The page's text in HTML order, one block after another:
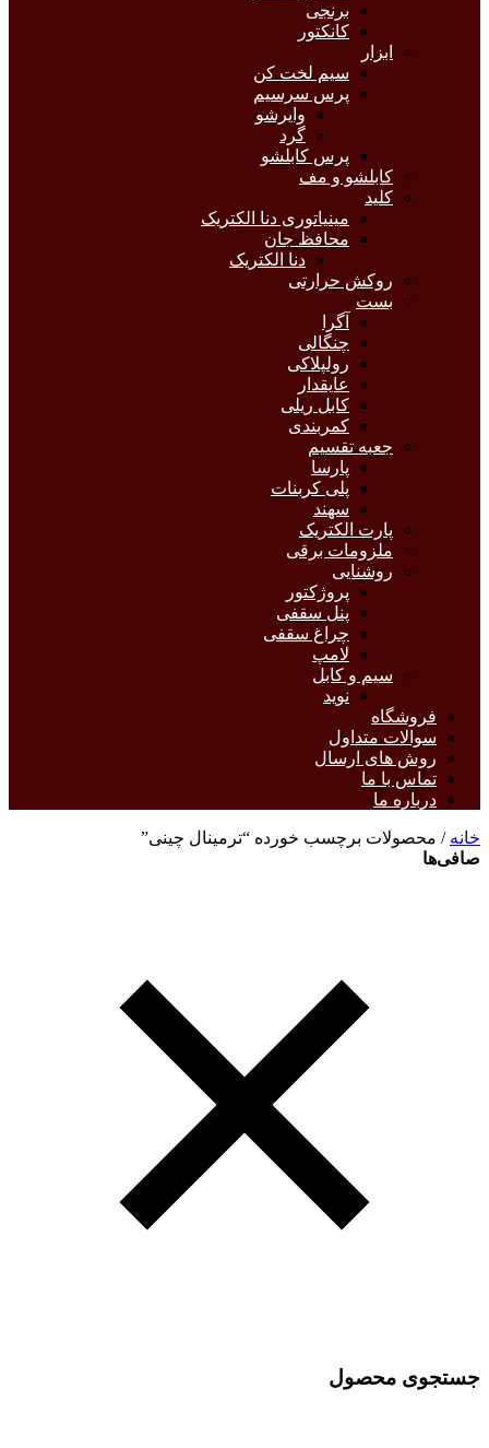
برنجی
کانکتور
ابزار
سیم لخت کن
پرس سرسیم
وایرشو
گرد
پرس کابلشو
کابلشو و مف
کلید
مینیاتوری دنا الکتریک
محافظ جان
دنا الکتریک
روکش حرارتی
بست
آگرا
چنگالی
رولپلاکی
عایقدار
کابل ریلی
کمربندی
جعبه تقسیم
پارسا
پلی کربنات
سهند
پارت الکتریک
ملزومات برقی
روشنایی
پروژکتور
پنل سقفی
چراغ سقفی
لامپ
سیم و کابل
نوید
فروشگاه
سوالات متداول
روش های ارسال
تماس با ما
درباره ما
خانه / محصولات برچسب خورده “ترمینال چینی”
صافی‌ها
جستجوی محصول